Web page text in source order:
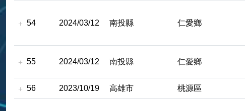
54 2024/03/12 南投縣 仁愛鄉
55 2024/03/12 南投縣 仁愛鄉
56 2023/10/19 高雄市 桃源區